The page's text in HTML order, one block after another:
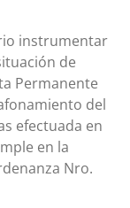
instrumentar
de
Permanente
del
efectuada en
en la
Nro.